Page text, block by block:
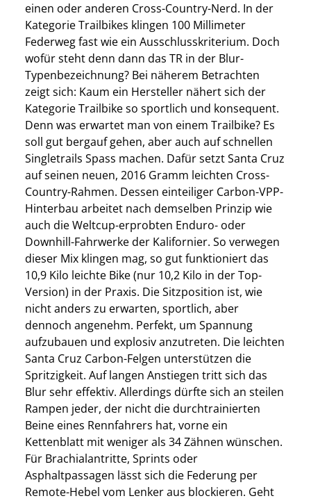
einen oder anderen Cross-Country-Nerd. In der
Kategorie Trailbikes klingen 100 Millimeter
Federweg fast wie ein Ausschlusskriterium. Doch
wofür steht denn dann das TR in der Blur-
Typenbezeichnung? Bei näherem Betrachten
zeigt sich: Kaum ein Hersteller nähert sich der
Kategorie Trailbike so sportlich und konsequent.
Denn was erwartet man von einem Trailbike? Es
soll gut bergauf gehen, aber auch auf schnellen
Singletrails Spass machen. Dafür setzt Santa Cruz
auf seinen neuen, 2016 Gramm leichten Cross-
Country-­Rahmen. Dessen einteiliger Carbon-VPP-
Hinterbau arbeitet nach demselben Prinzip wie
auch die Weltcup-erprobten Enduro- oder
Downhill-Fahrwerke der Kalifornier. So verwegen
dieser Mix klingen mag, so gut funktioniert das
10,9 Kilo leichte Bike (nur 10,2 Kilo in der Top-
Version) in der Praxis. Die Sitzposition ist, wie
nicht anders zu erwarten, sportlich, aber
dennoch angenehm. Perfekt, um Spannung
aufzubauen und explosiv anzutreten. Die leichten
Santa Cruz Carbon-Felgen unterstützen die
Spritzigkeit. Auf langen Anstiegen tritt sich das
Blur sehr effektiv. Allerdings dürfte sich an steilen
Rampen jeder, der nicht die durchtrainierten
Beine eines Rennfahrers hat, vorne ein
Kettenblatt mit weniger als 34 Zähnen wünschen.
Für ­Brachialantritte, Sprints oder
Asphaltpassagen lässt sich die Federung per
Remote-Hebel vom Lenker aus blockieren. Geht